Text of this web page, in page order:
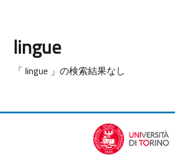
lingue
「 lingue 」の検索結果なし